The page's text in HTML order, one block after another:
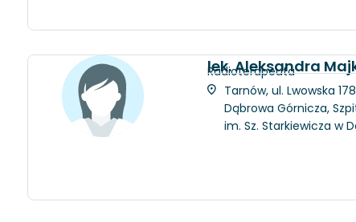
lek. Aleksandra
Radioterapeuta
Tarnów, ul. Lwowska
Dąbrowa Górnicza,
im. Sz. Starkiewicza w